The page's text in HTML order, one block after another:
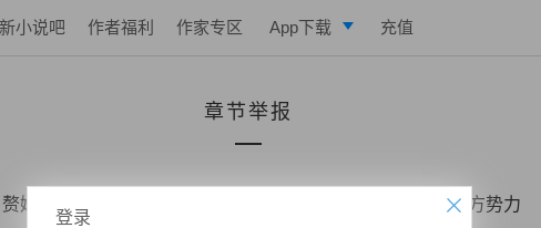
新小说吧 作者福利 作家专区 App下载
写作助手
充值
章节举报
婿当道：和老婆荒岛求生的日子——第一百二十三章 第三方势力
登录